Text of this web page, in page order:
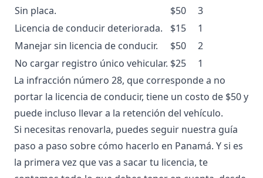
Sin placa.
$50
3
Licencia de conducir deteriorada.
$15
1
Manejar sin licencia de conducir.
$50
2
No cargar registro único vehicular. $25
1
La infracción número 28, que corresponde a no
portar la licencia de conducir, tiene un costo de $50 y
puede incluso llevar a la retención del vehículo.
Si necesitas renovarla, puedes seguir nuestra guía
paso a paso sobre cómo hacerlo en Panamá. Y si es
la primera vez que vas a sacar tu licencia, te